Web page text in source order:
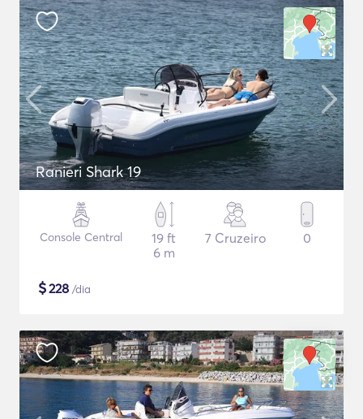
Ranieri Shark 19
Console Central
19 ft
6 m
7 Cruzeiro 0
$228 /dia